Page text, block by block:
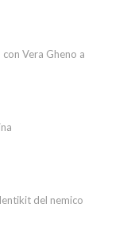
con Vera Gheno a
del nemico